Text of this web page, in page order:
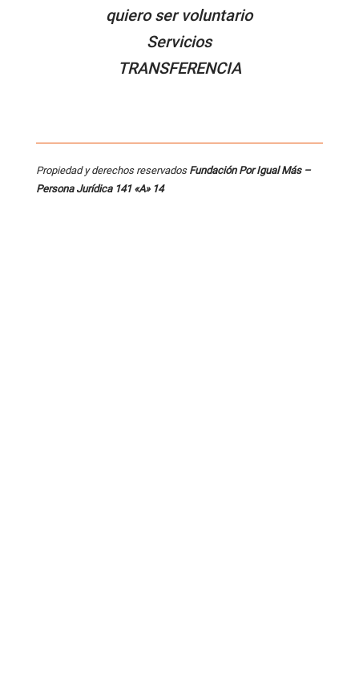
quiero ser voluntario
Servicios
TRANSFERENCIA
Propiedad y derechos reservados Fundación Por Igual Más –
Persona Jurídica 141 «A» 14